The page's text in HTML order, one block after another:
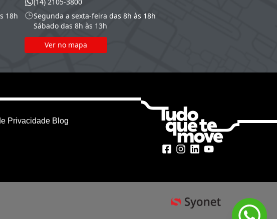
18h
Segunda a sexta-feira das 8h às 18h
Sábado das 8h às 13h
Ver no mapa
Privacidade Blog